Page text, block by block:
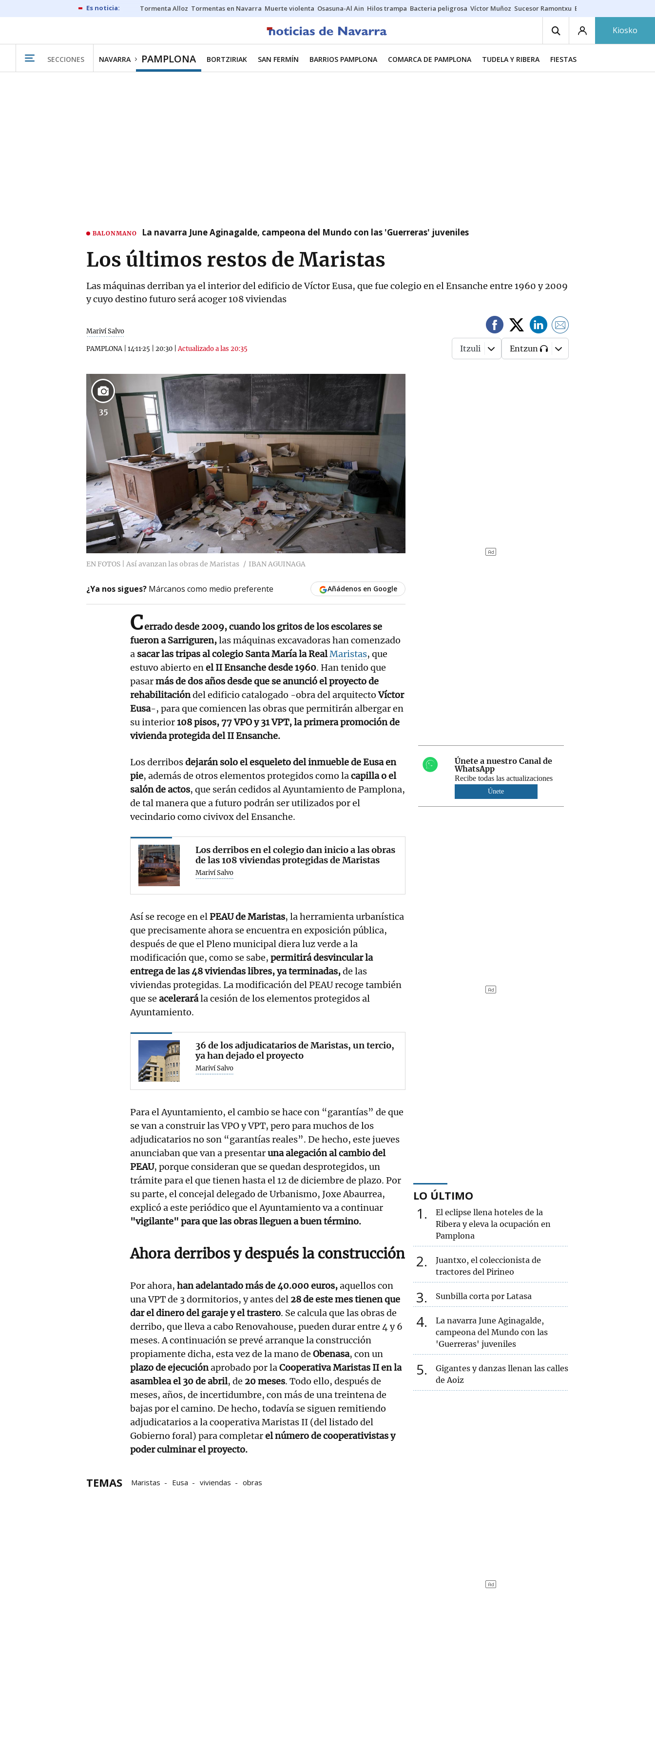
Tormenta Alloz Tormentas en Navarra Muerte violenta Osasuna-Al Ain Hilos trampa Bacteria peligrosa Víctor Muñoz Sucesor Ramontxu Eclipse solar en Navarra
Kiosko
SECCIONES NAVARRA PAMPLONA BORTZIRIAK SAN FERMÍN BARRIOS PAMPLONA COMARCA DE PAMPLONA TUDELA Y RIBERA FIESTAS
BALONMANO La navarra June Aginagalde, campeona del Mundo con las 'Guerreras' juveniles
Los últimos restos de Maristas
Las máquinas derriban ya el interior del edificio de Víctor Eusa, que fue colegio en el Ensanche entre 1960 y 2009
y cuyo destino futuro será acoger 108 viviendas
Mariví Salvo
PAMPLONA| 14·11·25 20:30 |Actualizado a las 20:35 Itzuli Entzun
35
EN FOTOS | Así avanzan las obras de Maristas IBAN AGUINAGA
¿Ya nos sigues? Márcanos como medio preferente Añádenos en Google
Cerrado desde 2009, cuando los gritos de los escolares se
fueron a Sarriguren,las máquinas excavadoras han comenzado
a sacar las tripas al colegio Santa María la RealMaristas, que
estuvo abierto enel II Ensanche desde 1960. Han tenido que
pasarmás de dos años desde que se anunció el proyecto de
rehabilitacióndel edificio catalogado -obra del arquitectoVíctor
Eusa-, para que comiencen las obras que permitirán albergar en
su interior108 pisos, 77 VPO y 31 VPT, la primera promoción de
vivienda protegida del II Ensanche.
Los derribosdejarán solo el esqueleto del inmueble de Eusa en
pie, además de otros elementos protegidos como lacapilla o el
salón de actos, que serán cedidos al Ayuntamiento de Pamplona,
de tal manera que a futuro podrán ser utilizados por el
vecindario como civivox del Ensanche.
Los derribos en el colegio dan inicio a las obras
de las 108 viviendas protegidas de Maristas
Mariví Salvo
Así se recoge en elPEAU de Maristas, la herramienta urbanística
que precisamente ahora se encuentra en exposición pública,
después de que el Pleno municipal diera luz verde a la
modificación que, como se sabe, permitirá desvincular la
entrega de las 48 viviendas libres, ya terminadas,de las
viviendas protegidas. La modificación del PEAU recoge también
que se acelerarála cesión de los elementos protegidos al
Ayuntamiento.
36 de los adjudicatarios de Maristas, un tercio,
ya han dejado el proyecto
Mariví Salvo
Para el Ayuntamiento, el cambio se hace con “garantías” de que
se van a construir las VPO y VPT, pero para muchos de los
adjudicatarios no son “garantías reales”. De hecho, este jueves
anunciaban que van a presentaruna alegación al cambio del
PEAU, porque consideran que se quedan desprotegidos, un
trámite para el que tienen hasta el 12 de diciembre de plazo. Por
su parte, el concejal delegado de Urbanismo, Joxe Abaurrea,
explicó a este periódico que el Ayuntamiento va a continuar
"vigilante" para que las obras lleguen a buen término.
Ahora derribos y después la construcción
Por ahora, han adelantado más de 40.000 euros,aquellos con
una VPT de 3 dormitorios, y antes del 28 de este mes tienen que
dar el dinero del garaje y el trastero. Se calcula que las obras de
derribo, que lleva a cabo Renovahouse, pueden durar entre 4 y 6
meses. A continuación se prevé arranque la construcción
propiamente dicha, esta vez de la mano de Obenasa, con un
plazo de ejecuciónaprobado por laCooperativa Maristas II en la
asamblea el 30 de abril, de 20 meses. Todo ello, después de
meses, años, de incertidumbre, con más de una treintena de
bajas por el camino. De hecho, todavía se siguen remitiendo
adjudicatarios a la cooperativa Maristas II (del listado del
Gobierno foral) para completarel número de cooperativistas y
poder culminar el proyecto.
TEMAS Maristas Eusa viviendas obras
Únete a nuestro Canal de
WhatsApp
Recibe todas las actualizaciones
Únete
LO ÚLTIMO
1
El eclipse llena hoteles de la
Ribera y eleva la ocupación en
Pamplona
2
Juantxo, el coleccionista de
tractores del Pirineo
3 Sunbilla corta por Latasa
4
La navarra June Aginagalde,
campeona del Mundo con las
'Guerreras' juveniles
5
Gigantes y danzas llenan las calles
de Aoiz